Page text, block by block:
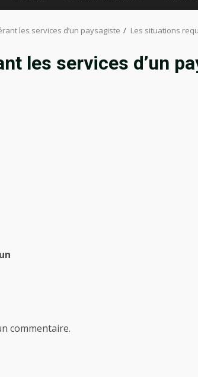
les services d’un paysagiste Les situations
les services d’un
commentaire.